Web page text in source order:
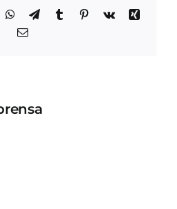
WhatsApp
TelegramTumblrPinterest
Vk
Xing
Correo